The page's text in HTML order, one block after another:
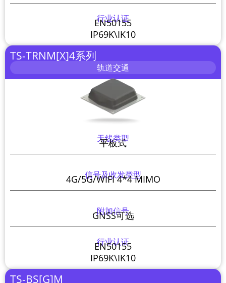
行业认证
EN50155
IP69K\IK10
TS-TRNM[X]4系列
轨道交通
天线类型
平板式
信号及收发类型
4G/5G/WIFI 4*4 MIMO
附加信号
GNSS可选
行业认证
EN50155
IP69K\IK10
TS-BS[G]M